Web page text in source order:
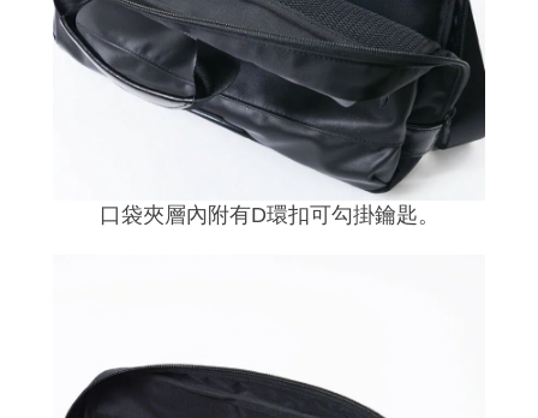
口袋夾層內附有D環扣可勾掛鑰匙。